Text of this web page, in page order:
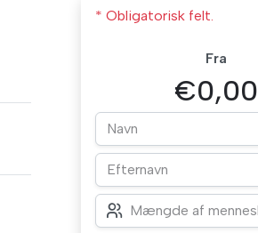
* Obligatorisk felt.
Fra
€0,00